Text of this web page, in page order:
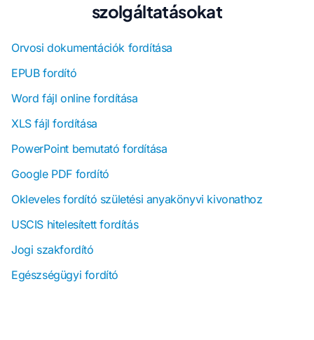
szolgáltatásokat
Orvosi dokumentációk fordítása
EPUB fordító
Word fájl online fordítása
XLS fájl fordítása
PowerPoint bemutató fordítása
Google PDF fordító
Okleveles fordító születési anyakönyvi kivonathoz
USCIS hitelesített fordítás
Jogi szakfordító
Egészségügyi fordító